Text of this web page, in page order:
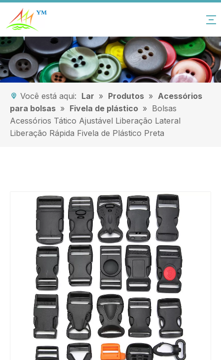
Você está aqui: Lar » Produtos » Acessórios
para bolsas » Fivela de plástico » Bolsas
Acessórios Tático Ajustável Liberação Lateral
Liberação Rápida Fivela de Plástico Preta